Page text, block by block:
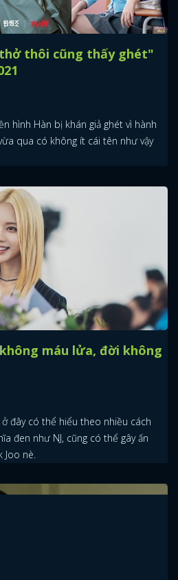
thôi cũng thấy ghét"
hình Hàn bị khán giả ghét vì hành
qua có không ít cái tên như vậy
máu lửa, đời không
đây có thể hiểu theo nhiều cách
đen như NJ, cũng có thể gây ấn
nè.